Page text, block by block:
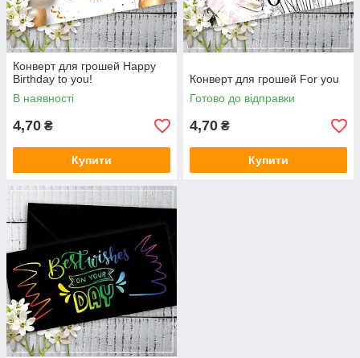
Конверт для грошей Happy
Birthday to you!
В наявності
4,70 ₴
Купити
Конверт для грошей For you
Готово до відправки
4,70 ₴
Купити